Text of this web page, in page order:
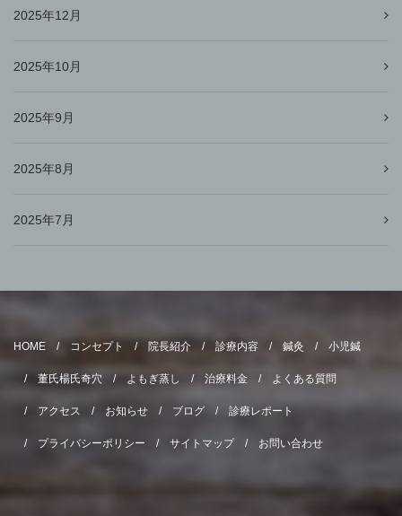
2025年12月
2025年10月
2025年9月
2025年8月
2025年7月
HOME コンセプト 院長紹介 診療内容 鍼灸 小児鍼
董氏楊氏奇穴 よもぎ蒸し 治療料金 よくある質問
アクセス お知らせ ブログ 診療レポート
プライバシーポリシー サイトマップ お問い合わせ